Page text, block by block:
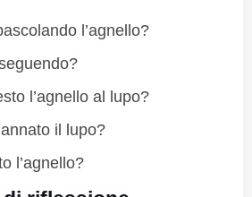
l’agnello?
l’agnello al lupo?
il lupo?
l’agnello?